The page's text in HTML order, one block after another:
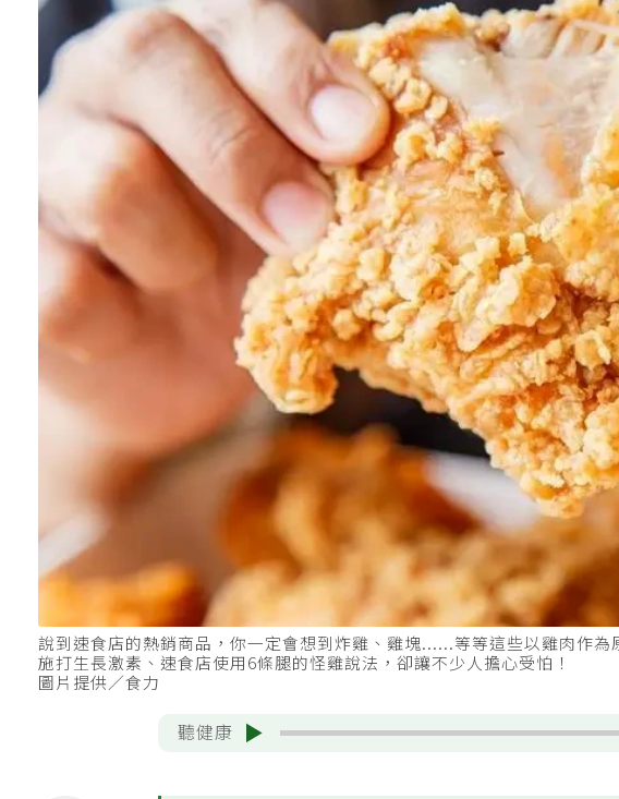
說到速食店的熱銷商品，你一定會想到炸雞、雞塊......等等這些以雞肉作
施打生長激素、速食店使用6條腿的怪雞說法，卻讓不少人擔心受怕！
圖片提供／食力
聽健康